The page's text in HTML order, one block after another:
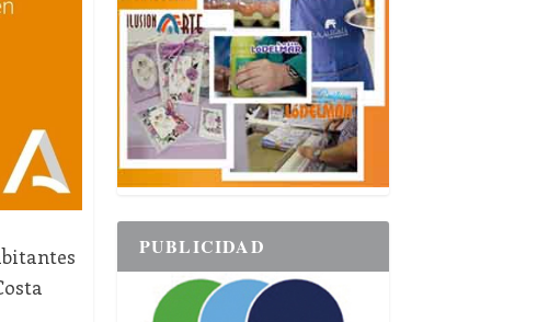
PUBLICIDAD